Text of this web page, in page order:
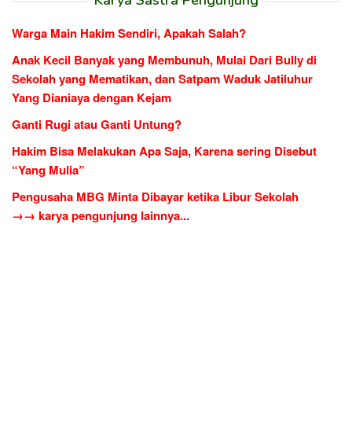
Warga Main Hakim Sendiri, Apakah Salah?
Anak Kecil Banyak yang Membunuh, Mulai Dari Bully di
Sekolah yang Mematikan, dan Satpam Waduk Jatiluhur
Yang Dianiaya dengan Kejam
Ganti Rugi atau Ganti Untung?
Hakim Bisa Melakukan Apa Saja, Karena sering Disebut
“Yang Mulia”
Pengusaha MBG Minta Dibayar ketika Libur Sekolah
→→ karya pengunjung lainnya...